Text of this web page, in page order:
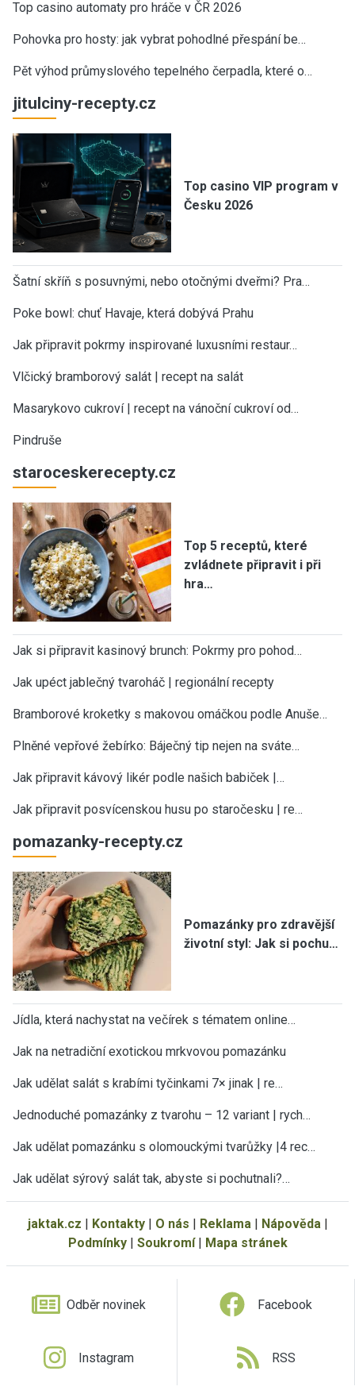
Top casino automaty pro hráče v ČR 2026
Pohovka pro hosty: jak vybrat pohodlné přespání be…
Pět výhod průmyslového tepelného čerpadla, které o…
jitulciny-recepty.cz
Top casino VIP program v
Česku 2026
Šatní skříň s posuvnými, nebo otočnými dveřmi? Pra…
Poke bowl: chuť Havaje, která dobývá Prahu
Jak připravit pokrmy inspirované luxusními restaur…
Vlčický bramborový salát | recept na salát
Masarykovo cukroví | recept na vánoční cukroví od…
Pindruše
staroceskerecepty.cz
Top 5 receptů, které
zvládnete připravit i při
hra…
Jak si připravit kasinový brunch: Pokrmy pro pohod…
Jak upéct jablečný tvaroháč | regionální recepty
Bramborové kroketky s makovou omáčkou podle Anuše…
Plněné vepřové žebírko: Báječný tip nejen na sváte…
Jak připravit kávový likér podle našich babiček |…
Jak připravit posvícenskou husu po staročesku | re…
pomazanky-recepty.cz
Pomazánky pro zdravější
životní styl: Jak si pochu…
Jídla, která nachystat na večírek s tématem online…
Jak na netradiční exotickou mrkvovou pomazánku
Jak udělat salát s krabími tyčinkami 7× jinak | re…
Jednoduché pomazánky z tvarohu – 12 variant | rych…
Jak udělat pomazánku s olomouckými tvarůžky |4 rec…
Jak udělat sýrový salát tak, abyste si pochutnali?…
jaktak.cz | Kontakty| O nás | Reklama | Nápověda |
Podmínky| Soukromí| Mapa stránek
Odběr novinek Facebook
Instagram RSS